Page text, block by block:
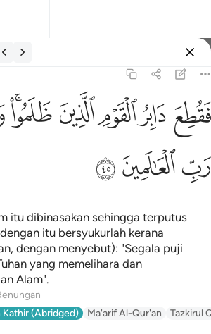
فقطع دابر القوم الذين ظلموا
ٱلْقَوْمِ ٱلَّذِينَ ظَلَمُوا۟ ۚ وَٱلْحَمْدُ لِلَّهِﱁ ﱂﱃﱄﱅﱆ
ﱉﱊﱋ
itu dibinasakan sehingga terputus
itu bersyukurlah kerana
dengan menyebut): "Segala puji
yang memelihara dan
Alam".
Kathir (Abridged) Ma'arif Al-Qur'an Tazkirul